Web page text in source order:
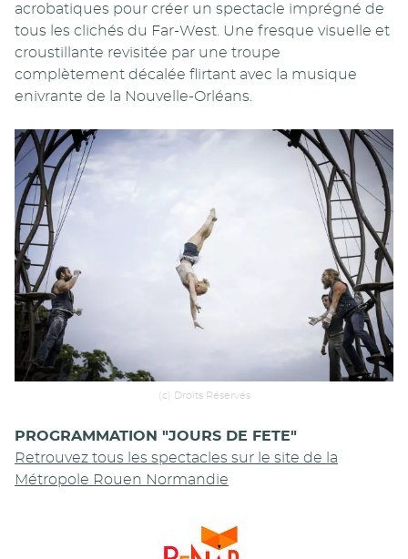
acrobatiques pour créer un spectacle imprégné de
tous les clichés du Far-West. Une fresque visuelle et
croustillante revisitée par une troupe
complètement décalée flirtant avec la musique
enivrante de la Nouvelle-Orléans.
(c) Droits Réservés
PROGRAMMATION "JOURS DE FETE"
Retrouvez tous les spectacles sur le site de la
Métropole Rouen Normandie